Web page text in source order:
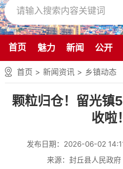
首页 魅力 新闻 公开
首页 > 新闻资讯 > 乡镇动态
颗粒归仓！留光
收啦！
发布日期：2026-06-02
来源：封丘县人民政府